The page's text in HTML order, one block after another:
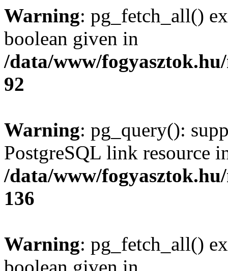
Warning: pg_fetch_all()
boolean given in
/data/www/
92
Warning: pg_query():
PostgreSQL link resource
/data/www/
136
Warning: pg_fetch_all()